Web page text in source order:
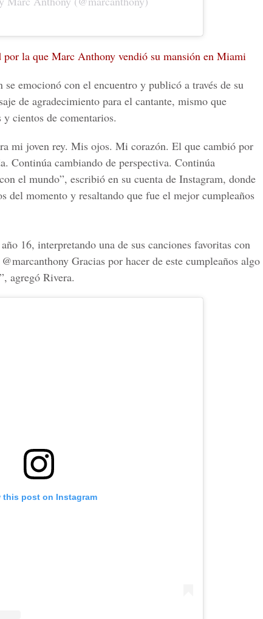
la que Marc Anthony vendió su mansión en Miami
emocionó con el encuentro y publicó a través de su
de agradecimiento para el cantante, mismo que
cientos de comentarios.
mi joven rey. Mis ojos. Mi corazón. El que cambió por
Continúa cambiando de perspectiva. Continúa
el mundo”, escribió en su cuenta de Instagram, donde
del momento y resaltando que fue el mejor cumpleaños
16, interpretando una de sus canciones favoritas con
Gracias por hacer de este cumpleaños algo
agregó Rivera.
this post on Instagram